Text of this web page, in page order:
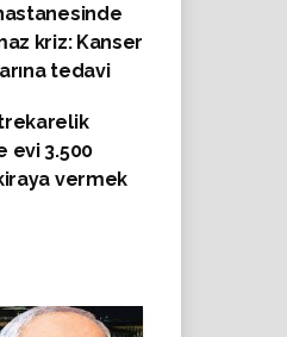
sen Kemal
Kemal
bir
kriz: Kanser
tedavi
evi 3.500
vermek